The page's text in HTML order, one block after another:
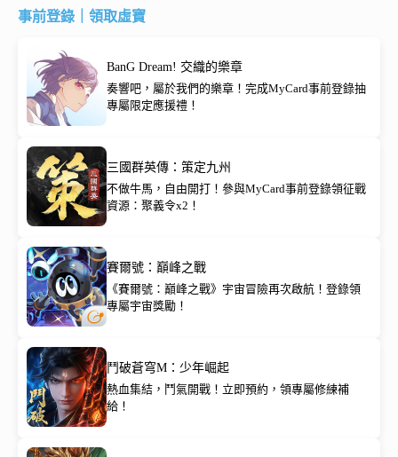
事前登錄｜領取虛寶
BanG Dream! 交織的樂章
奏響吧，屬於我們的樂章！完成MyCard事前登錄抽
專屬限定應援禮！
三國群英傳：策定九州
不做牛馬，自由開打！參與MyCard事前登錄領征戰
資源：聚義令x2！
賽爾號：巔峰之戰
《賽爾號：巔峰之戰》宇宙冒險再次啟航！登錄領
專屬宇宙獎勵！
鬥破蒼穹M：少年崛起
熱血集結，鬥氣開戰！立即預約，領專屬修練補
給！